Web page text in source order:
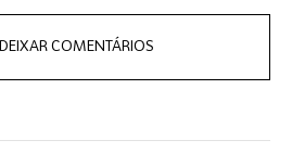
DEIXAR COMENTÁRIOS